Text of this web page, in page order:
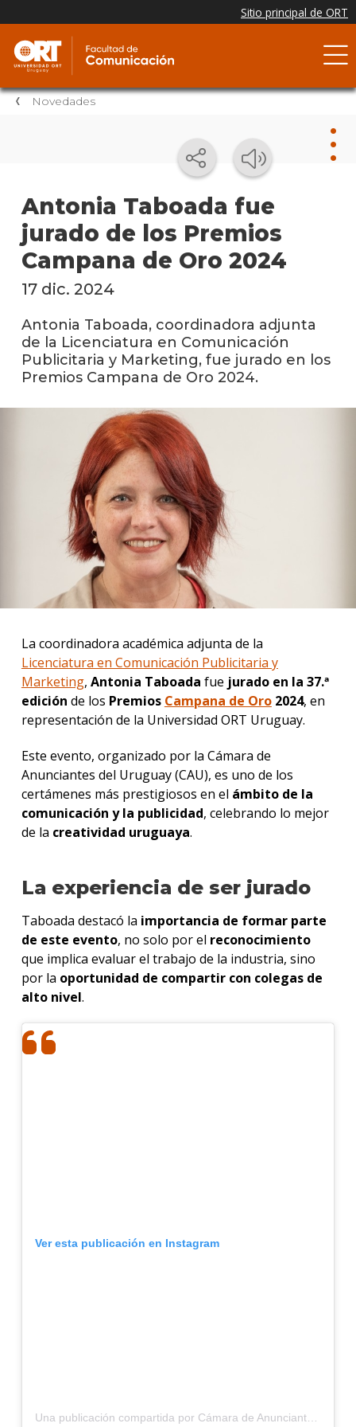
Novedades
Antonia Taboada fue
jurado de los Premios
Campana de Oro 2024
17 dic. 2024
Antonia Taboada, coordinadora adjunta
de la Licenciatura en Comunicación
Publicitaria y Marketing, fue jurado en los
Premios Campana de Oro 2024.
La coordinadora académica adjunta de la
Licenciatura en Comunicación Publicitaria y
Marketing, Antonia Taboada fue jurado en la 37.ª
edición de los Premios Campana de Oro2024, en
representación de la Universidad ORT Uruguay.
Este evento, organizado por la Cámara de
Anunciantes del Uruguay (CAU), es uno de los
certámenes más prestigiosos en el ámbito de la
comunicación y la publicidad, celebrando lo mejor
de la creatividad uruguaya.
La experiencia de ser jurado
Taboada destacó la importancia de formar parte
de este evento, no solo por el reconocimiento
que implica evaluar el trabajo de la industria, sino
por la oportunidad de compartir con colegas de
alto nivel.
Ver esta publicación en Instagram
Una publicación compartida por Cámara de Anunciantes Uruguay (@camaradeanunciantesuy)